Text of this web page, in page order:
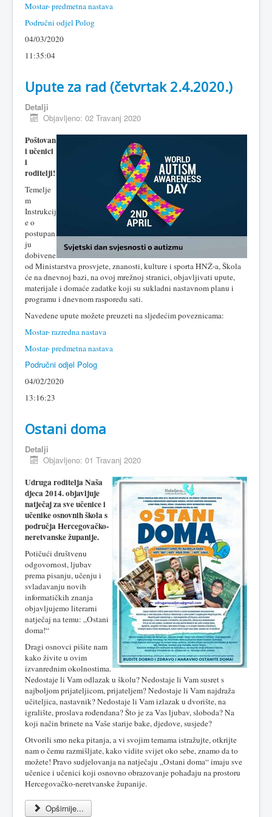
Mostar- predmetna nastava
Područni odjel Polog
04/03/2020
11:35:04
Upute za rad (četvrtak 2.4.2020.)
Detalji
Objavljeno: 02 Travanj 2020
Poštovan
i učenici
i
roditelji!
Temelje
m
Instrukcij
e o
postupan
ju
dobivene
od Ministarstva prosvjete, znanosti, kulture i sporta HNŽ-a, Škola
će na dnevnoj bazi, na ovoj mrežnoj stranici, objavljivati upute,
materijale i domaće zadatke koji su sukladni nastavnom planu i
programu i dnevnom rasporedu sati.
Navedene upute možete preuzeti na sljedećim poveznicama:
Mostar- razredna nastava
Mostar- predmetna nastava
Područni odjel Polog
04/02/2020
13:16:23
Ostani doma
Detalji
Objavljeno: 01 Travanj 2020
Udruga roditelja Naša
djeca 2014. objavljuje
natječaj za sve učenice i
učenike osnovnih škola s
područja Hercegovačko-
neretvanske županije.
Potičući društvenu
odgovornost, ljubav
prema pisanju, učenju i
svladavanju novih
informatičkih znanja
objavljujemo literarni
natječaj na temu: „Ostani
doma!“
Dragi osnovci pišite nam
kako živite u ovim
izvanrednim okolnostima.
Nedostaje li Vam odlazak u školu? Nedostaje li Vam susret s
najboljom prijateljicom, prijateljem? Nedostaje li Vam najdraža
učiteljica, nastavnik? Nedostaje li Vam izlazak u dvorište, na
igralište, proslava rođendana? Što je za Vas ljubav, sloboda? Na
koji način brinete na Vaše starije bake, djedove, susjede?
Otvorili smo neka pitanja, a vi svojim temama istražujte, otkrijte
nam o čemu razmišljate, kako vidite svijet oko sebe, znamo da to
možete! Pravo sudjelovanja na natječaju „Ostani doma“ imaju sve
učenice i učenici koji osnovno obrazovanje pohađaju na prostoru
Hercegovačko-neretvanske županije.
Opširnije...